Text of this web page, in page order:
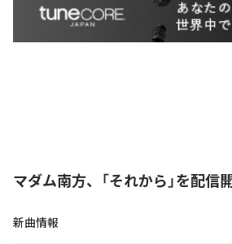
マダム南方、「それから」を配信
新曲情報